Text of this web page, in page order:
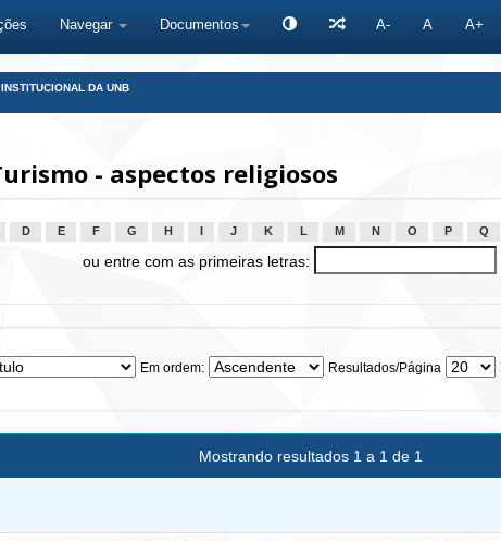
Navegar Documentos A- A A+
DA UNB
- aspectos religiosos
D E F G H J K L M N O P Q
ou entre com as primeiras letras:
Em ordem: Resultados/Página
Mostrando resultados 1 a 1 de 1